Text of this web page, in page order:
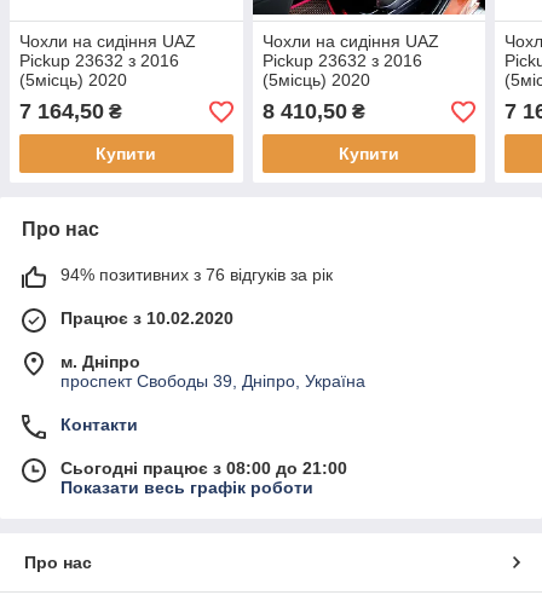
Чохли на сидіння UAZ
Pickup 23632 з 2016
(5місць) 2020
7 164,50 ₴
Купити
Чохли на сидіння UAZ
Pickup 23632 з 2016
(5місць) 2020
8 410,50₴
Купити
7
Про нас
94% позитивних з 76 відгуків за рік
Працює з 10.02.2020
м. Дніпро
проспект Свободы 39, Дніпро, Україна
Контакти
Сьогодні працює з 08:00 до 21:00
Показати весь графік роботи
Про нас